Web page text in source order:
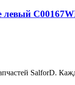
левый
SalforD.